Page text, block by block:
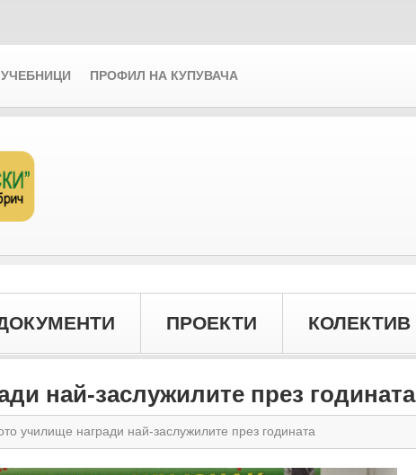
ПРОФИЛ НА КУПУВАЧА
ПРОЕКТИ КОЛЕКТИВ
най-заслужилите през годината
училище награди най-заслужилите през годината